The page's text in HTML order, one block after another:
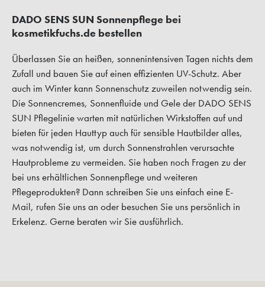
DADO SENS SUN Sonnenpflege bei
kosmetikfuchs.de bestellen
Überlassen Sie an heißen, sonnenintensiven Tagen nichts dem
Zufall und bauen Sie auf einen effizienten UV-Schutz. Aber
auch im Winter kann Sonnenschutz zuweilen notwendig sein.
Die Sonnencremes, Sonnenfluide und Gele der DADO SENS
SUN Pflegelinie warten mit natürlichen Wirkstoffen auf und
bieten für jeden Hauttyp auch für sensible Hautbilder alles,
was notwendig ist, um durch Sonnenstrahlen verursachte
Hautprobleme zu vermeiden. Sie haben noch Fragen zu der
bei uns erhältlichen Sonnenpflege und weiteren
Pflegeprodukten? Dann schreiben Sie uns einfach eine E-
Mail, rufen Sie uns an oder besuchen Sie uns persönlich in
Erkelenz. Gerne beraten wir Sie ausführlich.